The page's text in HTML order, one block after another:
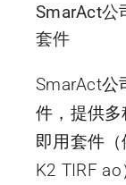
SmarAct公
套件
SmarAct公
件，提供
即用套件（
K2 TIRF